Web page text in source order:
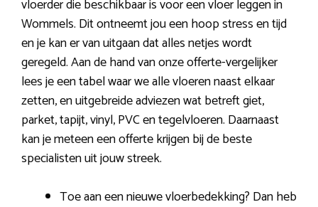
vloerder die beschikbaar is voor een vloer leggen in
Wommels. Dit ontneemt jou een hoop stress en tijd
en je kan er van uitgaan dat alles netjes wordt
geregeld. Aan de hand van onze offerte-vergelijker
lees je een tabel waar we alle vloeren naast elkaar
zetten, en uitgebreide adviezen wat betreft giet,
parket, tapijt, vinyl, PVC en tegelvloeren. Daarnaast
kan je meteen een offerte krijgen bij de beste
specialisten uit jouw streek.
Toe aan een nieuwe vloerbedekking? Dan heb